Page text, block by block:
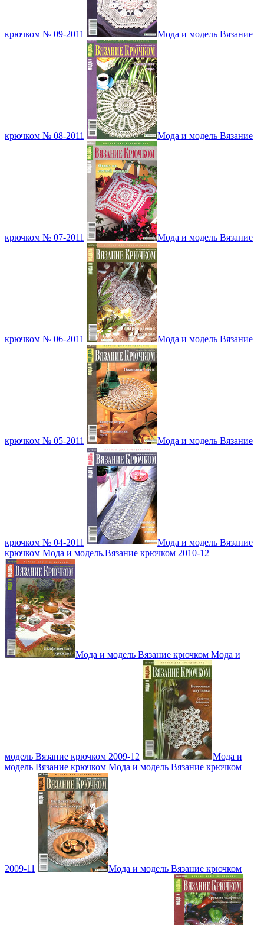
крючком № 09-2011 Мода и модель Вязание
крючком № 08-2011 Мода и модель Вязание
крючком № 07-2011 Мода и модель Вязание
крючком № 06-2011 Мода и модель Вязание
крючком № 05-2011 Мода и модель Вязание
крючком № 04-2011
Мода и модель Вязание
крючком Мода и модель.Вязание крючком 2010-12
Мода и модель Вязание крючком Мода и
модель Вязание крючком 2009-12
Мода и
модель Вязание крючком Мода и модель Вязание крючком
2009-11 Мода и модель Вязание крючком